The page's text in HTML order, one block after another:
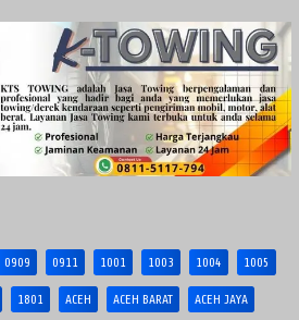
0909 0911 1001 1003 1004 1005
1801 ACEH ACEH BARAT ACEH JAYA